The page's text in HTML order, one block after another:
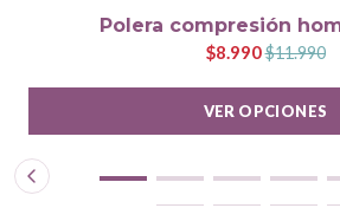
Polera compresión
$8.990$11.990
VER OPCIONES